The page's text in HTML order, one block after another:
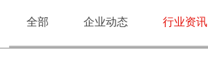
全部 企业动态 行业资讯